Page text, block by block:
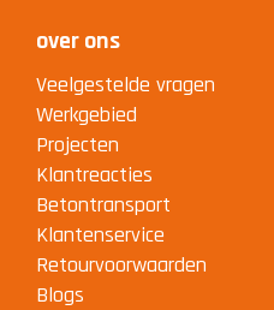
over ons
Veelgestelde vragen
Werkgebied
Projecten
Klantreacties
Betontransport
Klantenservice
Retourvoorwaarden
Blogs